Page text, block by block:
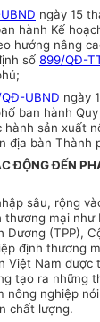
ngày 15
hành Kế
hướng nâng
số 899/QĐ-
UBND ngày
ban hành
hành sản xuất
địa bàn Thành
ĐỘNG ĐẾN
sâu, rộng
thương mại như
Dương (TPP),
định thương
Việt Nam
tạo ra những
nông nghiệp
chất lượng.